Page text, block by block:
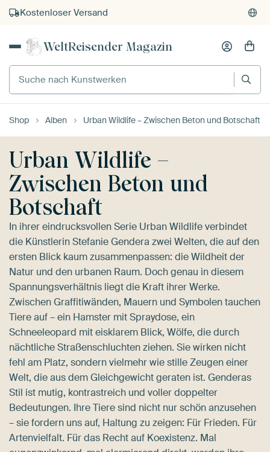
Kostenloser Versand
Kauf auf Rechnung
WeltReisender Magazin
Suche nach Kunstwerken
Shop Alben Urban Wildlife – Zwischen Beton und Botschaft
Urban Wildlife –
Zwischen Beton und
Botschaft
In ihrer eindrucksvollen Serie Urban Wildlife verbindet
die Künstlerin Stefanie Gendera zwei Welten, die auf den
ersten Blick kaum zusammenpassen: die Wildheit der
Natur und den urbanen Raum. Doch genau in diesem
Spannungsverhältnis liegt die Kraft ihrer Werke.
Zwischen Graffitiwänden, Mauern und Symbolen tauchen
Tiere auf – ein Hamster mit Spraydose, ein
Schneeleopard mit eisklarem Blick, Wölfe, die durch
nächtliche Straßenschluchten ziehen. Sie wirken nicht
fehl am Platz, sondern vielmehr wie stille Zeugen einer
Welt, die aus dem Gleichgewicht geraten ist. Genderas
Stil ist mutig, kontrastreich und voller doppelter
Bedeutungen. Ihre Tiere sind nicht nur schön anzusehen
– sie fordern uns auf, Haltung zu zeigen: Für Frieden. Für
Artenvielfalt. Für das Recht auf Koexistenz. Mal